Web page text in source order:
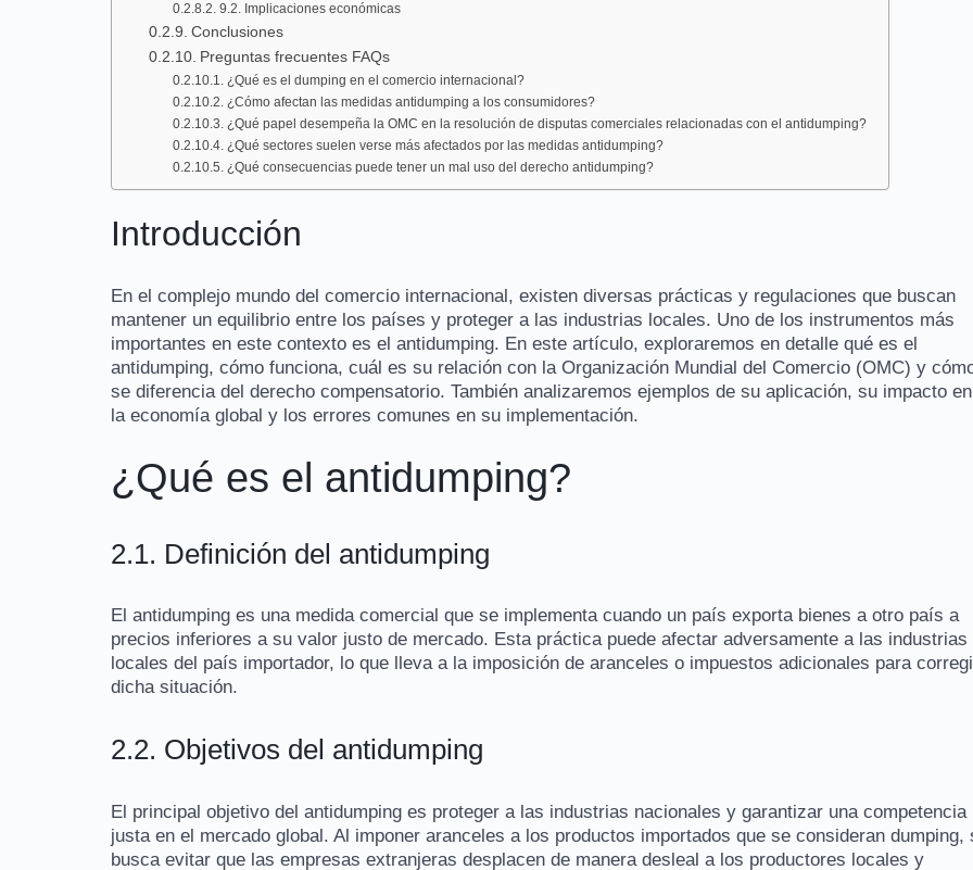
9.2. Implicaciones económicas
Conclusiones
Preguntas frecuentes FAQs
¿Qué es el dumping en el comercio internacional?
¿Cómo afectan las medidas antidumping a los consumidores?
¿Qué papel desempeña la OMC en la resolución de disputas comerciales relacionadas con el antidumping?
¿Qué sectores suelen verse más afectados por las medidas antidumping?
¿Qué consecuencias puede tener un mal uso del derecho antidumping?
Introducción
En el complejo mundo del comercio internacional, existen diversas prácticas y regulaciones que buscan
mantener un equilibrio entre los países y proteger a las industrias locales. Uno de los instrumentos más
importantes en este contexto es el antidumping. En este artículo, exploraremos en detalle qué es el
antidumping, cómo funciona, cuál es su relación con la Organización Mundial del Comercio (OMC) y
se diferencia del derecho compensatorio. También analizaremos ejemplos de su aplicación, su impacto en
la economía global y los errores comunes en su implementación.
¿Qué es el antidumping?
2.1. Definición del antidumping
El antidumping es una medida comercial que se implementa cuando un país exporta bienes a otro país a
precios inferiores a su valor justo de mercado. Esta práctica puede afectar adversamente a las industrias
locales del país importador, lo que lleva a la imposición de aranceles o impuestos adicionales para
dicha situación.
2.2. Objetivos del antidumping
El principal objetivo del antidumping es proteger a las industrias nacionales y garantizar una competencia
justa en el mercado global. Al imponer aranceles a los productos importados que se consideran dumping,
busca evitar que las empresas extranjeras desplacen de manera desleal a los productores locales y